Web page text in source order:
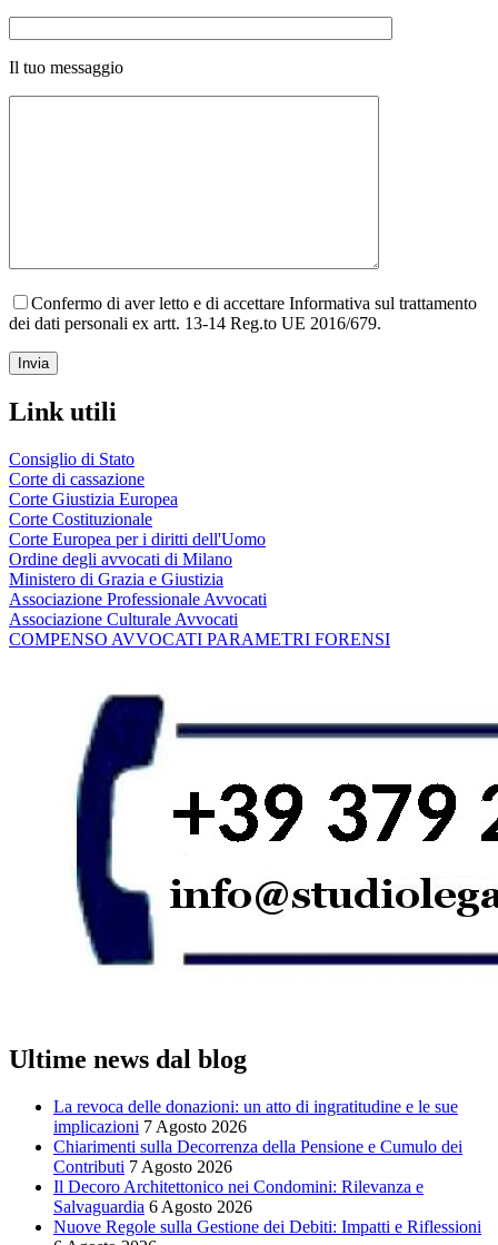
Il tuo messaggio
Confermo di aver letto e di accettare Informativa sul trattamento
dei dati personali ex artt. 13-14 Reg.to UE 2016/679.
Link utili
Consiglio di Stato
Corte di cassazione
Corte Giustizia Europea
Corte Costituzionale
Corte Europea per i diritti dell'Uomo
Ordine degli avvocati di Milano
Ministero di Grazia e Giustizia
Associazione Professionale Avvocati
Associazione Culturale Avvocati
COMPENSO AVVOCATI PARAMETRI FORENSI
Ultime news dal blog
La revoca delle donazioni: un atto di ingratitudine e le sue
implicazioni 7 Agosto 2026
Chiarimenti sulla Decorrenza della Pensione e Cumulo dei
Contributi 7 Agosto 2026
Il Decoro Architettonico nei Condomini: Rilevanza e
Salvaguardia 6 Agosto 2026
Nuove Regole sulla Gestione dei Debiti: Impatti e Riflessioni